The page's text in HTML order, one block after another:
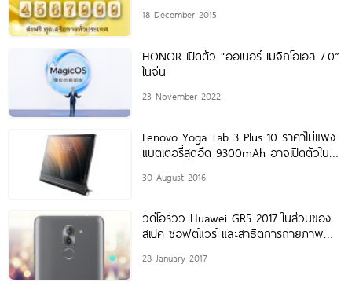
18 December 2015
HONOR เปิดตัว “ออเนอร์ เมจิกโอเอส 7.0”
ในจีน
23 November 2022
Lenovo Yoga Tab 3 Plus 10 ราคาไม่แพง
แบตเตอรี่สุดอึด 9300mAh อาจเปิดตัวใน
30 August 2016
วิดีโอรีวิว Huawei GR5 2017 ในส่วนของ
สเปค ซอฟต์แวร์ และสาธิตการถ่ายภาพ
28 January 2017